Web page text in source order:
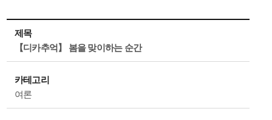
제목
【디카추억】 봄을 맞이하는 순간
카테고리
여론